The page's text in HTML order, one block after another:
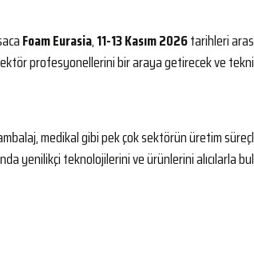
Foam Eurasia,11-13 Kasım 2026tarihleri
profesyonellerini bir araya getirecek ve
medikal gibi pek çok sektörün üretim
yenilikçi teknolojilerini ve ürünlerini alıcılarla